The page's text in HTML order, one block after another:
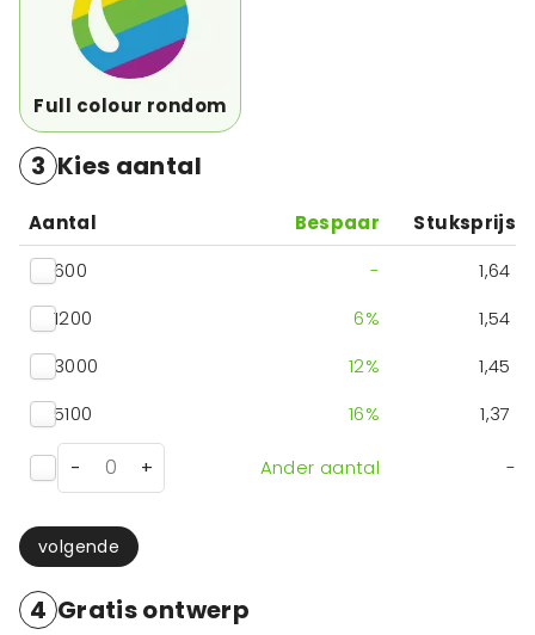
Full colour rondom
3 Kies aantal
Aantal Bespaar
Stuksprijs
600
-
1,64
1200
6%
1,54
3000
12%
1,45
5100
16% 1,37
- + Ander aantal -
volgende
4 Gratis ontwerp